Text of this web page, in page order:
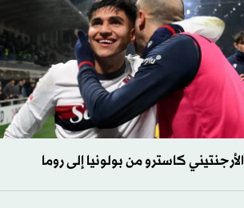
الأرجنتيني كاسترو من بولونيا إلى روما